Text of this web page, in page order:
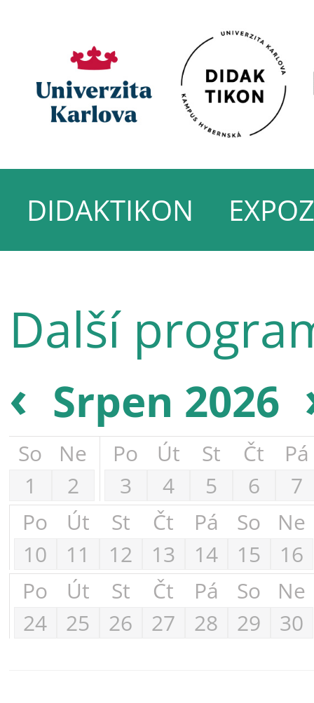
DIDAKTIKON
Další
‹ Srpen 2026
So
Ne
1
2
Po Út St Čt
Pá
3
4 5 6
7
Po
Út St Čt Pá So
Ne
10
11 12 13 14 15
16
Po
Út St Čt Pá So
Ne
24
25 26 27 28 29 30